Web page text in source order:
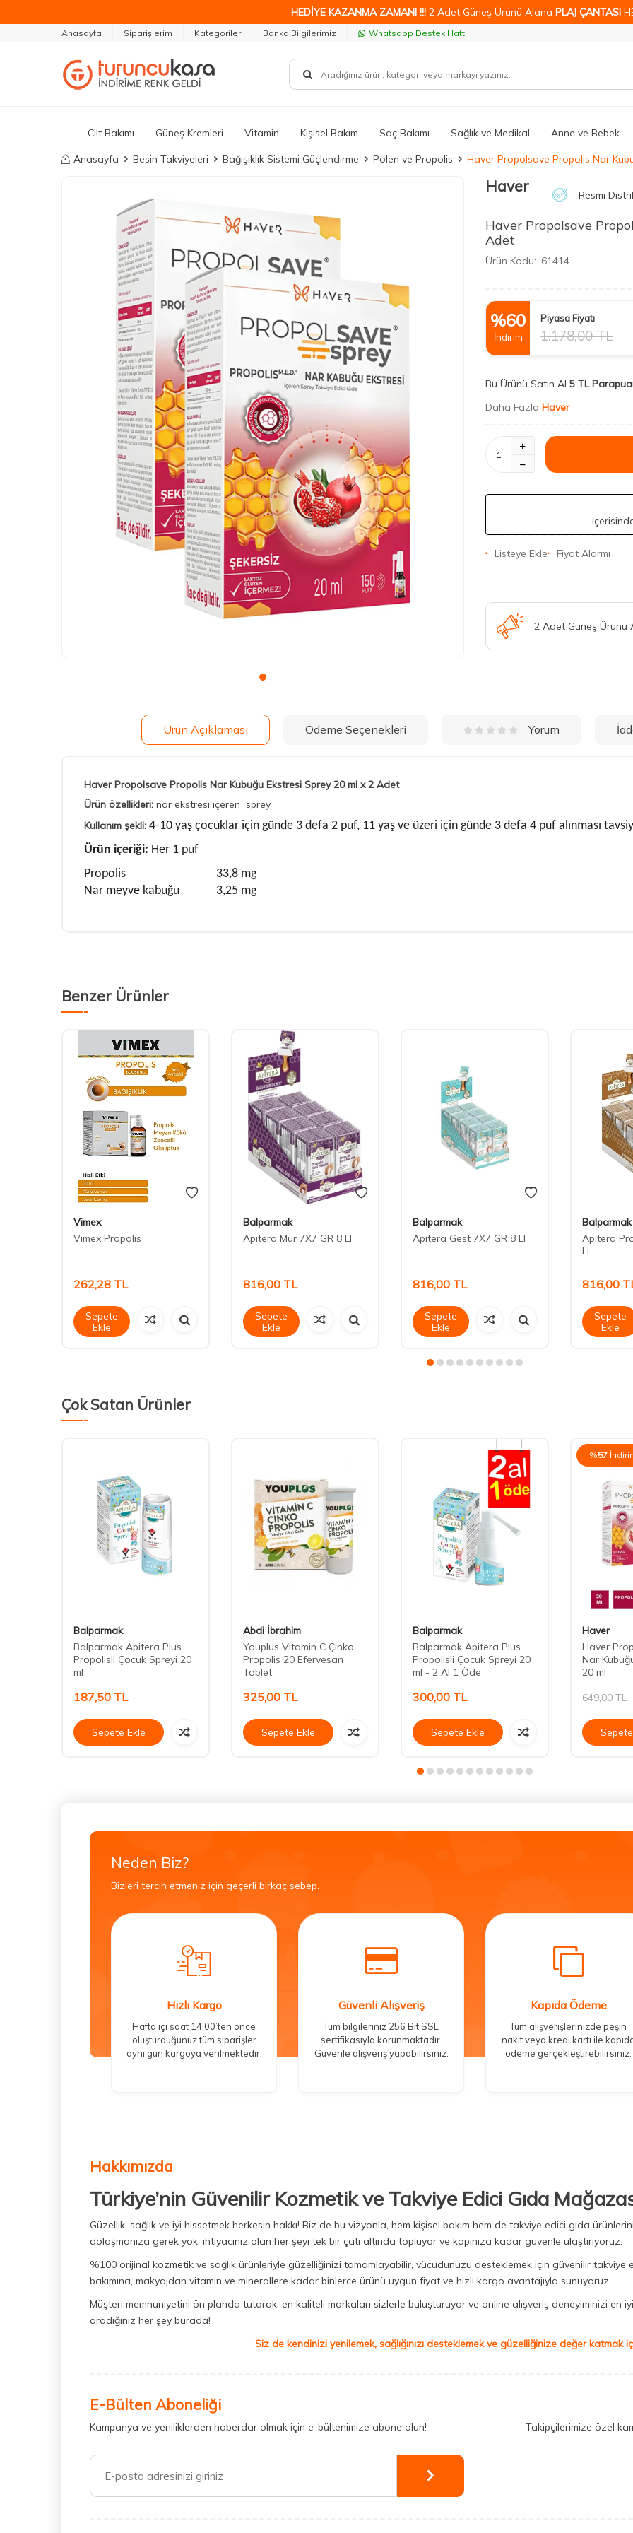
HEDİYE KAZANMA ZAMANI !!! 2 Adet Güneş Ürünü Alana PLAJ ÇANTASI
Anasayfa Siparişlerim Kategoriler Banka Bilgilerimiz Whatsapp Destek Hattı
Cilt Bakımı Güneş Kremleri Vitamin Kişisel Bakım Saç Bakımı Sağlık ve Medikal Anne ve Bebek
Anasayfa Besin Takviyeleri Bağışıklık Sistemi Güçlendirme Polen ve Propolis Haver Propolsave Propolis Nar
Haver Resmi
Haver Propolsave
Adet
Ürün Kodu: 61414
%60
İndirim
Piyasa Fiyatı
1.178,00TL
Bu Ürünü Satın Al 5 TL
Daha Fazla Haver
Listeye Ekle Fiyat Alarmı
2 Adet Güneş Ürünü
Ürün Açıklaması Ödeme Seçenekleri Yorum
Haver Propolsave Propolis Nar Kubuğu Ekstresi Sprey 20 ml x 2 Adet
Ürün özellikleri: nar ekstresi içeren sprey
Kullanım şekli: 4-10 yaş çocuklar için günde 3 defa 2 puf, 11 yaş ve üzeri için günde 3 defa 4 puf alınması
Ürün içeriği: Her 1 puf
Propolis 33,8 mg
Nar meyve kabuğu 3,25 mg
Benzer Ürünler
Vimex
Vimex Propolis
262,28 TL
Sepete
Ekle
Balparmak
Apitera Mur 7X7 GR 8 LI
816,00 TL
Sepete
Ekle
Balparmak
Apitera Gest 7X7 GR 8 LI
816,00 TL
Sepete
Ekle
Balparmak
Apitera
LI
816,00
Sepete
Ekle
Çok Satan Ürünler
Balparmak
Balparmak Apitera Plus
Propolisli Çocuk Spreyi 20
ml
187,50 TL
Sepete Ekle
Abdi İbrahim
Youplus Vitamin C Çinko
Propolis 20 Efervesan
Tablet
325,00 TL
Sepete Ekle
Balparmak
Balparmak Apitera Plus
Propolisli Çocuk Spreyi 20
ml - 2 Al 1 Öde
300,00 TL
Sepete Ekle
%57
Haver
Haver
Nar
20 ml
649,00TL
Neden Biz?
Bizleri tercih etmeniz için geçerli birkaç sebep.
Hızlı Kargo
Hafta içi saat 14:00’ten önce
oluşturduğunuz tüm siparişler
aynı gün kargoya verilmektedir.
Güvenli Alışveriş
Tüm bilgileriniz 256 Bit SSL
sertifikasıyla korunmaktadır.
Güvenle alışveriş yapabilirsiniz.
Kapıda Ödeme
Tüm alışverişlerinizde peşin
nakit veya kredi kartı ile
ödeme gerçekleştirebilirsiniz.
Hakkımızda
Türkiye’nin Güvenilir Kozmetik ve Takviye Edici Gıda
Güzellik, sağlık ve iyi hissetmek herkesin hakkı! Biz de bu vizyonla, hem kişisel bakım hem de takviye edici gıda
dolaşmanıza gerek yok; ihtiyacınız olan her şeyi tek bir çatı altında topluyor ve kapınıza kadar güvenle ulaştırıyoruz.
%100 orijinal kozmetik ve sağlık ürünleriyle güzelliğinizi tamamlayabilir, vücudunuzu desteklemek için güvenilir takviye
bakımına, makyajdan vitamin ve minerallere kadar binlerce ürünü uygun fiyat ve hızlı kargo avantajıyla sunuyoruz.
Müşteri memnuniyetini ön planda tutarak, en kaliteli markaları sizlerle buluşturuyor ve online alışveriş deneyiminizi en
aradığınız her şey burada!
Siz de kendinizi yenilemek, sağlığınızı desteklemek ve güzelliğinize değer katmak
E-Bülten Aboneliği
Kampanya ve yeniliklerden haberdar olmak için e-bültenimize abone olun! Takipçilerimize özel